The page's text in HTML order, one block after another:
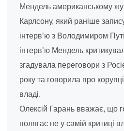
Мендель американському
Карлсону, який раніше
інтерв’ю з Володимиром
інтерв’ю Мендель
згадувала переговори з
року та говорила про
владі.
Олексій Гарань вважає, що
полягає не у самій критиці